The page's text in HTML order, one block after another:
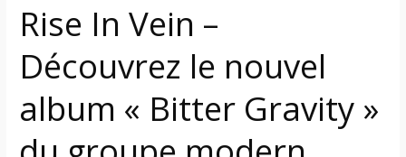
Rise In Vein –
Découvrez le nouvel
album « Bitter Gravity »
modern
rock/metalcore
québécois